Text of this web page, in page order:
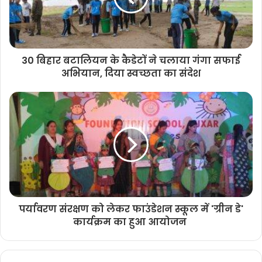
30 बिहार बटालियन के कैडेटों ने चलाया गंगा सफाई
अभियान, दिया स्वच्छता का संदेश
पर्यावरण संरक्षण को लेकर फाउंडेशन स्कूल में 'ग्रीन डे'
कार्यक्रम का हुआ आयोजन